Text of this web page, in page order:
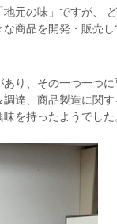
元の味」ですが、
商品を開発・販売
り、 その一つ一つ
達、商品製造に関
を持ったようでした